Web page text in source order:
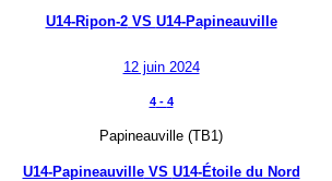
U14-Ripon-2VS U14-Papineauville
12 juin 2024
4- 4
Papineauville (TB1)
U14-PapineauvilleVS U14-Étoile du Nord